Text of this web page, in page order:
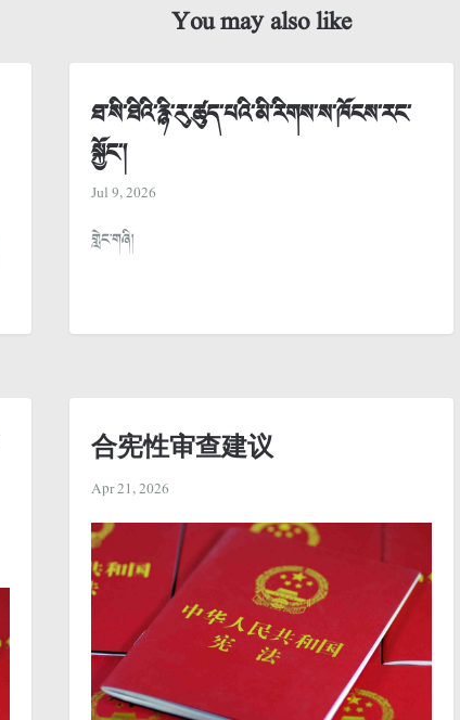
You may also like
ཐ་སི་ཐིའི་རྙི་རུ་ཚུད་པའི་མི་རིགས་ས་ཁོངས་རང་
སྐྱོང་།
Jul 9, 2026
གླེང་གཞི།
合宪性审查建议
Apr 21, 2026